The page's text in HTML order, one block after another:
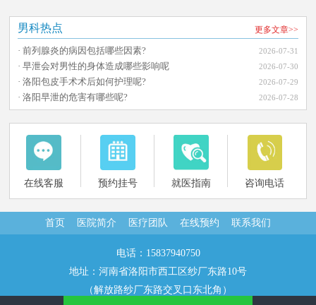
男科热点 更多文章>>
· 前列腺炎的病因包括哪些因素? 2026-07-31
· 早泄会对男性的身体造成哪些影响呢 2026-07-30
· 洛阳包皮手术术后如何护理呢? 2026-07-29
· 洛阳早泄的危害有哪些呢? 2026-07-28
在线客服 预约挂号 就医指南 咨询电话
首页 医院简介 医疗团队 在线预约 联系我们
电话：15837940750
地址：河南省洛阳市西工区纱厂东路10号
（解放路纱厂东路交叉口东北角）